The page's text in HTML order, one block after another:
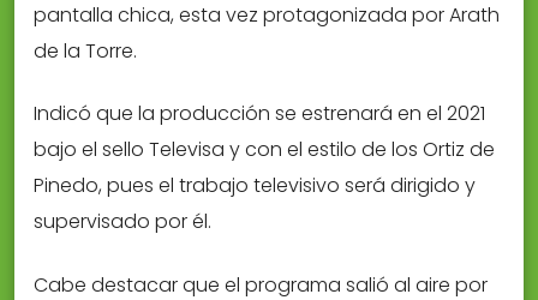
pantalla chica, esta vez protagonizada por Arath
de la Torre.
Indicó que la producción se estrenará en el 2021
bajo el sello Televisa y con el estilo de los Ortiz de
Pinedo, pues el trabajo televisivo será dirigido y
supervisado por él.
Cabe destacar que el programa salió al aire por